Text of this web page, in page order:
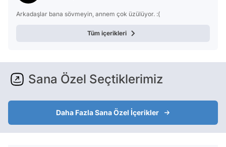
Arkadaşlar bana sövmeyin, annem çok üzülüyor. :(
Tüm içerikleri
Sana Özel Seçtiklerimiz
Daha Fazla Sana Özel İçerikler